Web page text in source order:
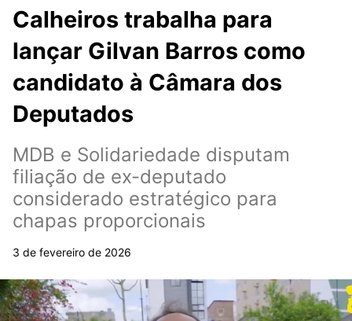
Calheiros trabalha para
lançar Gilvan Barros como
candidato à Câmara dos
Deputados
MDB e Solidariedade disputam
filiação de ex-deputado
considerado estratégico para
chapas proporcionais
3 de fevereiro de 2026